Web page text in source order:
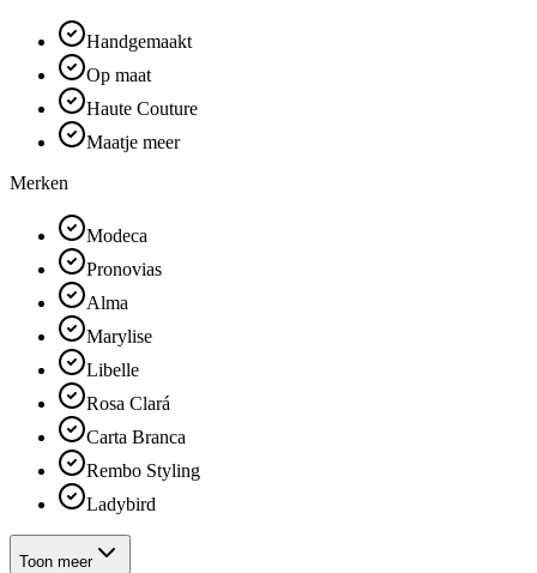
Handgemaakt
Op maat
Haute Couture
Maatje meer
Merken
Modeca
Pronovias
Alma
Marylise
Libelle
Rosa Clará
Carta Branca
Rembo Styling
Ladybird
Toon meer